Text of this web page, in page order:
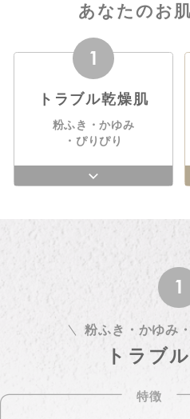
あなたのお
1
トラブル乾燥肌
粉ふき・かゆみ
・ぴりぴり
1
粉ふき・かゆみ
トラブ
特徴